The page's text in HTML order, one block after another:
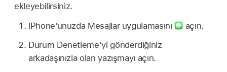
ekleyebilirsiniz.
iPhone’unuzda Mesajlar uygulamasını
açın.
Durum Denetleme’yi gönderdiğiniz
arkadaşınızla olan yazışmayı açın.